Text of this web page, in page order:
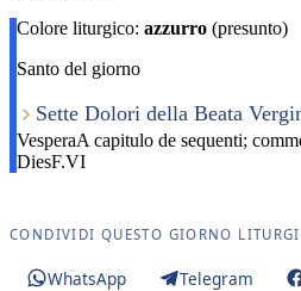
Colore liturgico: azzurro (presunto)
Santo del giorno
Sette Dolori della Beata
VesperaA capitulo de sequenti;
DiesF.VI
CONDIVIDI QUESTO GIORNO
WhatsApp Telegram